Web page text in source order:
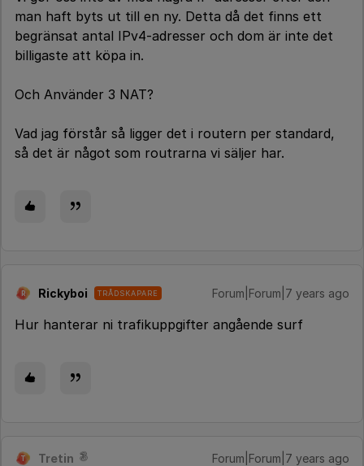
man haft byts ut till en ny. Detta då det finns ett
begränsat antal IPv4-adresser och dom är inte det
billigaste att köpa in.
Och Använder 3 NAT?
Vad jag förstår så ligger det i routern per standard,
så det är något som routrarna vi säljer har.
R Rickyboi TRÅDSKAPARE Forum|Forum|7 years ago
Hur hanterar ni trafikuppgifter angående surf
T Tretin Forum|Forum|7 years ago